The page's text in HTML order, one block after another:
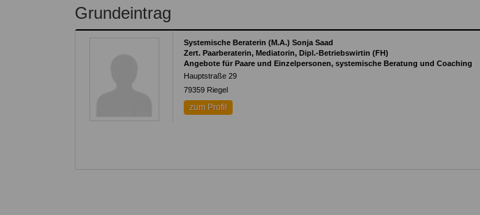
Therapeutenliste
Zum Kontaktformular
Grundeintrag
Systemische Beraterin (M.A.) Sonja Saad
Zert. Paarberaterin, Mediatorin, Dipl.-Betriebswirtin (FH)
Angebote für Paare und Einzelpersonen, systemische Beratung und Coaching
Hauptstraße 29
79359 Riegel
zum Profil